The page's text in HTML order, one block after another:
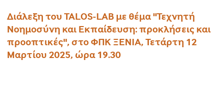
Διάλεξη του TALOS-LAB με θέμα "Τεχνητή
Νοημοσύνη και Εκπαίδευση: προκλήσεις και
προοπτικές", στο ΦΠΚ ΞΕΝΙΑ, Τετάρτη 12
Μαρτίου 2025, ώρα 19.30